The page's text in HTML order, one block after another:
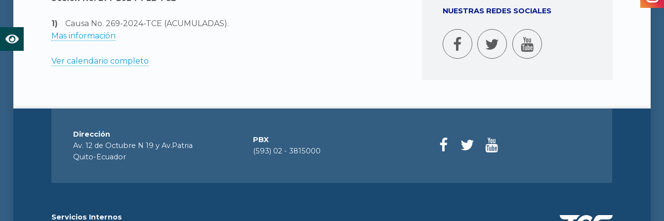
Causa No. 269-2024-TCE (ACUMULADAS).
Mas información
Ver calendario completo
NUESTRAS REDES SOCIALES
Dirección
Av. 12 de Octubre N 19 y Av.Patria
Quito-Ecuador
PBX
(593) 02 - 3815000
Servicios Internos